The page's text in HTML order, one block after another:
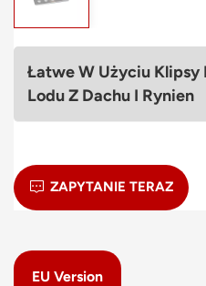
Łatwe W Użyciu Klipsy
Lodu Z Dachu I Rynien
ZAPYTANIE TERAZ
EU Version